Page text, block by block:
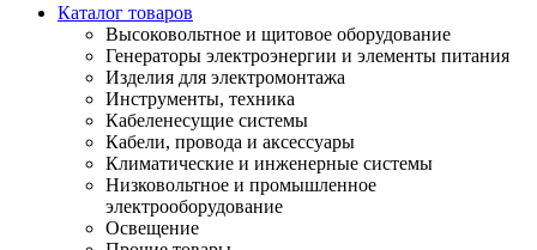
Каталог товаров
Высоковольтное и щитовое оборудование
Генераторы электроэнергии и элементы питания
Изделия для электромонтажа
Инструменты, техника
Кабеленесущие системы
Кабели, провода и аксессуары
Климатические и инженерные системы
Низковольтное и промышленное
электрооборудование
Освещение